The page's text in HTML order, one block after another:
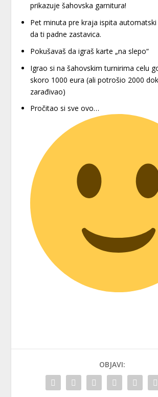
prikazuje šahovska garnitura!
Pet minuta pre kraja ispita
da ti padne zastavica.
Pokušavaš da igraš karte „na slepo“
Igrao si na šahovskim turnirima celu
skoro 1000 eura (ali potrošio 2000
zarađivao)
Pročitao si sve ovo…
OBJAVI: